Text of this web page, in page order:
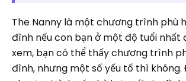
The Nanny là một chương trình phù
đình nếu con bạn ở một độ tuổi nhất
xem, bạn có thể thấy chương trình
đình, nhưng một số yếu tố thì không.